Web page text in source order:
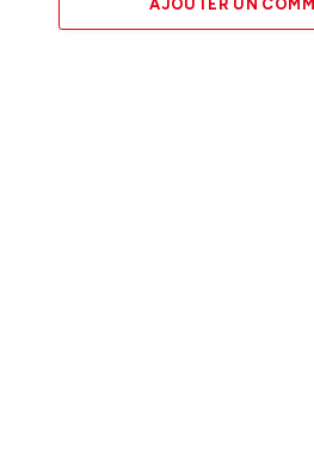
AJOUTER UN